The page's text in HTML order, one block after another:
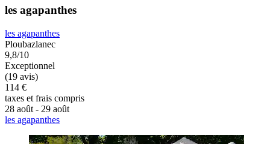
les agapanthes
les agapanthes
Ploubazlanec
9,8/10
Exceptionnel
(19 avis)
114 €
taxes et frais compris
28 août - 29 août
les agapanthes